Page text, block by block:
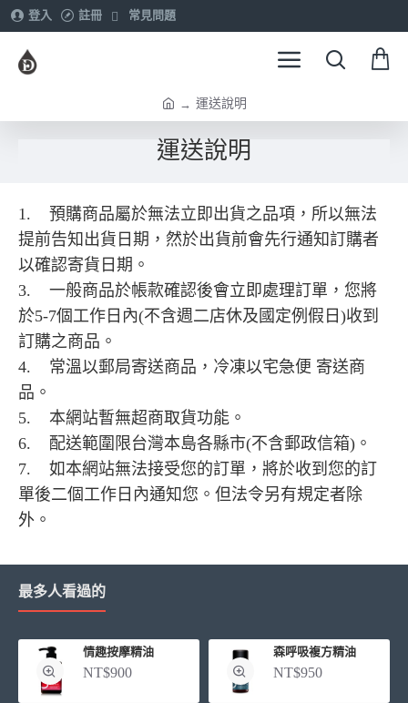
登入 註冊 常見問題
運送說明
o
m
運送說明
1. 預購商品屬於無法立即出貨之品項，所以無法
提前告知出貨日期，然於出貨前會先行通知訂購者
以確認寄貨日期。
3. 一般商品於帳款確認後會立即處理訂單，您將
於5-7個工作日內(不含週二店休及國定例假日)收到
訂購之商品。
4. 常溫以郵局寄送商品，冷凍以宅急便 寄送商
品。
5. 本網站暫無超商取貨功能。
6. 配送範圍限台灣本島各縣市(不含郵政信箱)。
7. 如本網站無法接受您的訂單，將於收到您的訂
單後二個工作日內通知您。但法令另有規定者除
外。
最多人看過的
情趣按摩精油
NT$900
森呼吸複方精油
NT$950